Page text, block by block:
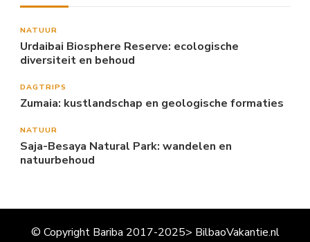
NATUUR
Urdaibai Biosphere Reserve: ecologische
diversiteit en behoud
DAGTRIPS
Zumaia: kustlandschap en geologische formaties
NATUUR
Saja-Besaya Natural Park: wandelen en
natuurbehoud
© Copyright Bariba 2017-2025> BilbaoVakantie.nl